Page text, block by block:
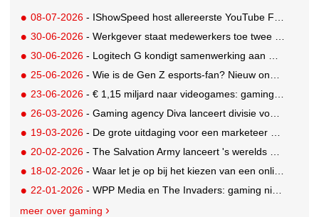
08-07-2026 - IShowSpeed host allereerste YouTube FIFA Creator Cup
30-06-2026 - Werkgever staat medewerkers toe twee dagen betaald te gamen
30-06-2026 - Logitech G kondigt samenwerking aan met Call of Duty: Modern Warfare 4
25-06-2026 - Wie is de Gen Z esports-fan? Nieuw onderzoek brengt doelgroep in beeld
23-06-2026 - € 1,15 miljard naar videogames: gaming blijft entertainmentreus
26-03-2026 - Gaming agency Diva lanceert divisie voor creator en community-engagement
19-03-2026 - De grote uitdaging voor een marketeer als adverteren niet mogelijk is
20-02-2026 - The Salvation Army lanceert 's werelds eerste digitale kringloopwinkel op Roblox
18-02-2026 - Waar let je op bij het kiezen van een online casino in België?
22-01-2026 - WPP Media en The Invaders: gaming niet langer een mannenwereld
meer over gaming